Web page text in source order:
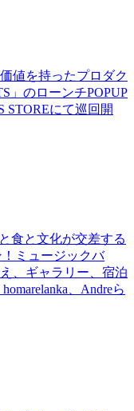
値を持ったプロダク
」のローンチPOPUP
STOREにて巡回開
⾷と⽂化が交差する
ミュージックバ
、ギャラリー、宿泊
、Andreら